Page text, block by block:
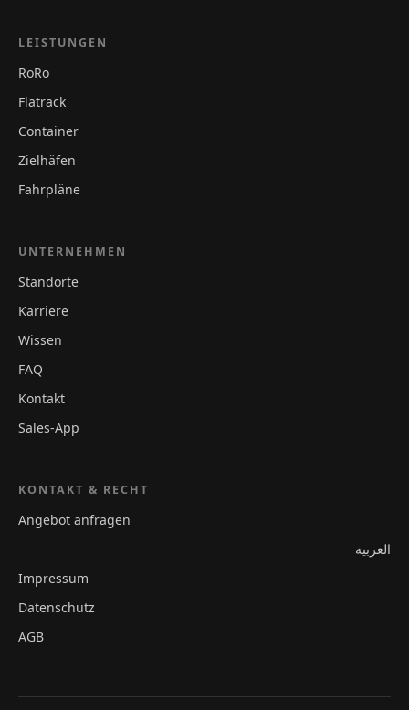
LEISTUNGEN
RoRo
Flatrack
Container
Zielhäfen
Fahrpläne
UNTERNEHMEN
Standorte
Karriere
Wissen
FAQ
Kontakt
Sales-App
KONTAKT & RECHT
Angebot anfragen
العربية
Impressum
Datenschutz
AGB